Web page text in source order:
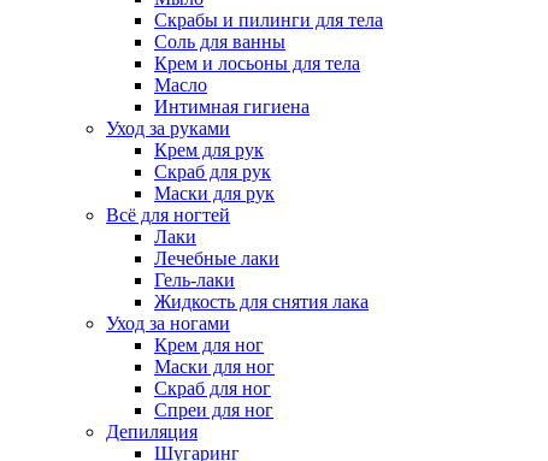
Скрабы и пилинги для тела
Соль для ванны
Крем и лосьоны для тела
Масло
Интимная гигиена
Уход за руками
Крем для рук
Скраб для рук
Маски для рук
Всё для ногтей
Лаки
Лечебные лаки
Гель-лаки
Жидкость для снятия лака
Уход за ногами
Крем для ног
Маски для ног
Скраб для ног
Спреи для ног
Депиляция
Шугаринг